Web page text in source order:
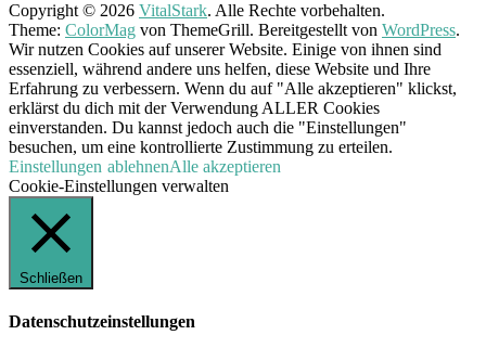
Copyright © 2026 VitalStark. Alle Rechte vorbehalten.
Theme: ColorMag von ThemeGrill. Bereitgestellt von WordPress.
Wir nutzen Cookies auf unserer Website. Einige von ihnen sind
essenziell, während andere uns helfen, diese Website und Ihre
Erfahrung zu verbessern. Wenn du auf "Alle akzeptieren" klickst,
erklärst du dich mit der Verwendung ALLER Cookies
einverstanden. Du kannst jedoch auch die "Einstellungen"
besuchen, um eine kontrollierte Zustimmung zu erteilen.
Einstellungen ablehnenAlle akzeptieren
Cookie-Einstellungen verwalten
Schließen
Datenschutzeinstellungen